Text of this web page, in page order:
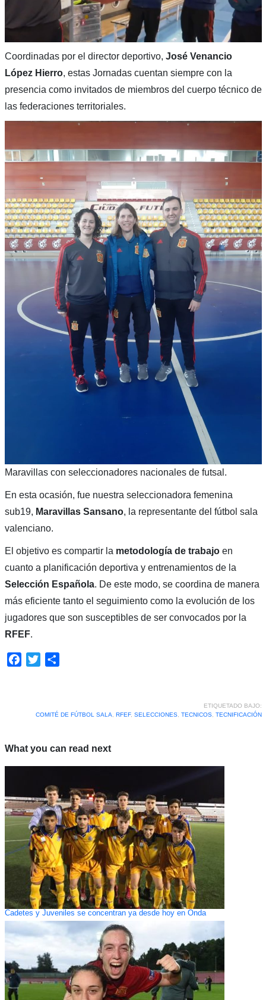
Coordinadas por el director deportivo, José Venancio
López Hierro, estas Jornadas cuentan siempre con la
presencia como invitados de miembros del cuerpo técnico de
las federaciones territoriales.
Maravillas con seleccionadores nacionales de futsal.
En esta ocasión, fue nuestra seleccionadora femenina
sub19, Maravillas Sansano, la representante del fútbol sala
valenciano.
El objetivo es compartir la metodología de trabajoen
cuanto a planificación deportiva y entrenamientos de la
Selección Española. De este modo, se coordina de manera
más eficiente tanto el seguimiento como la evolución de los
jugadores que son susceptibles de ser convocados por la
RFEF.
Facebook
Twitter
ETIQUETADO BAJO:
COMITÉ DE FÚTBOL SALA, RFEF, SELECCIONES, TECNICOS, TECNIFICACIÓN
What you can read next
Cadetes y Juveniles se concentran ya desde hoy en Onda